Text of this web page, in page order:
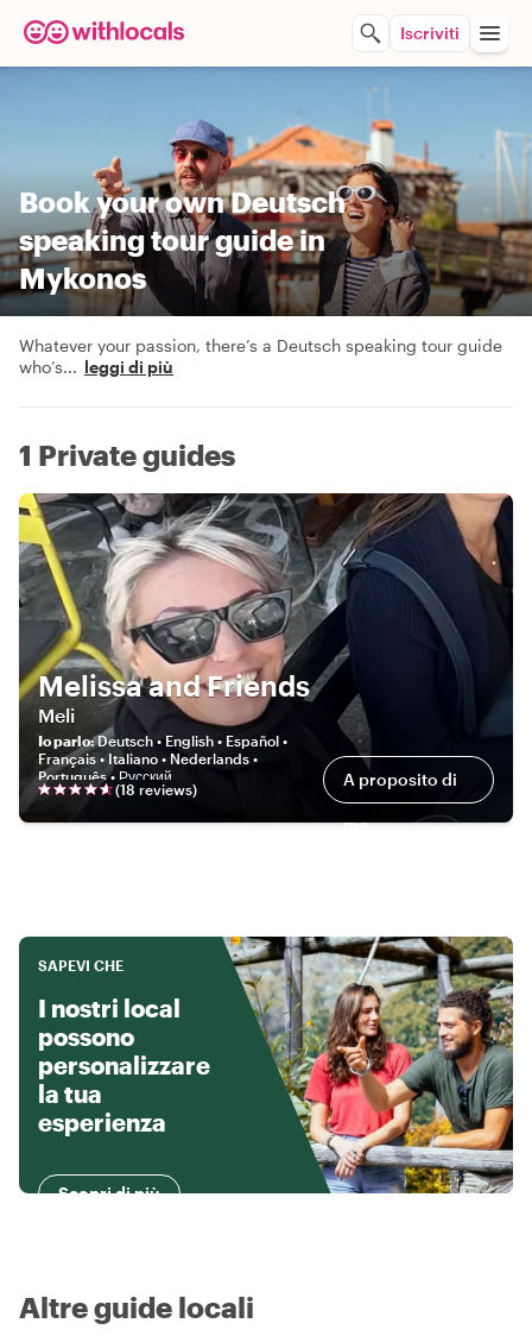
Iscriviti
Book your own Deutsch
speaking tour guide in
Mykonos
Whatever your passion, there’s a Deutsch speaking tour guide
who’s... leggi di più
1 Private guides
Melissa and Friends
Meli
Io parlo:Deutsch • English • Español •
Français • Italiano • Nederlands •
Português • Русский
(18 reviews) A proposito di
me
SAPEVI CHE
I nostri local
possono
personalizzare
la tua
esperienza
Scopri di più
Altre guide locali